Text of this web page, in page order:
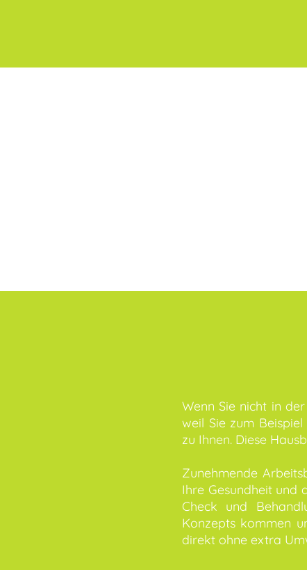
Wenn Sie nicht in
weil Sie zum
zu Ihnen. Diese
Zunehmende
Ihre Gesundheit und
Check und
Konzepts kommen
direkt ohne extra